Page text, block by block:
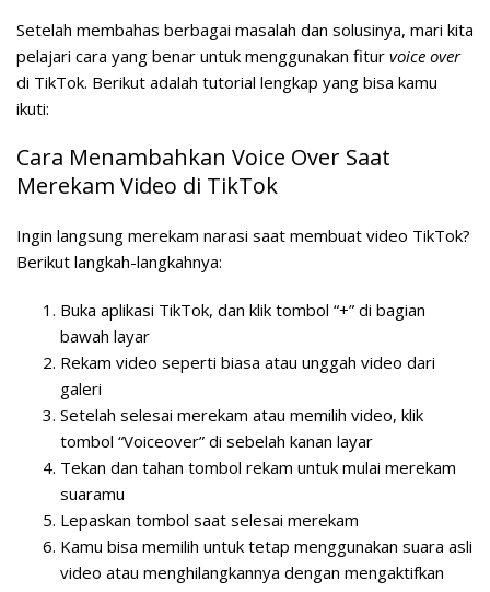
Setelah membahas berbagai masalah dan solusinya, mari kita
pelajari cara yang benar untuk menggunakan fitur voice over
di TikTok. Berikut adalah tutorial lengkap yang bisa kamu
ikuti:
Cara Menambahkan Voice Over Saat
Merekam Video di TikTok
Ingin langsung merekam narasi saat membuat video TikTok?
Berikut langkah-langkahnya:
Buka aplikasi TikTok, dan klik tombol “+” di bagian
bawah layar
Rekam video seperti biasa atau unggah video dari
galeri
Setelah selesai merekam atau memilih video, klik
tombol “Voiceover” di sebelah kanan layar
Tekan dan tahan tombol rekam untuk mulai merekam
suaramu
Lepaskan tombol saat selesai merekam
Kamu bisa memilih untuk tetap menggunakan suara asli
video atau menghilangkannya dengan mengaktifkan